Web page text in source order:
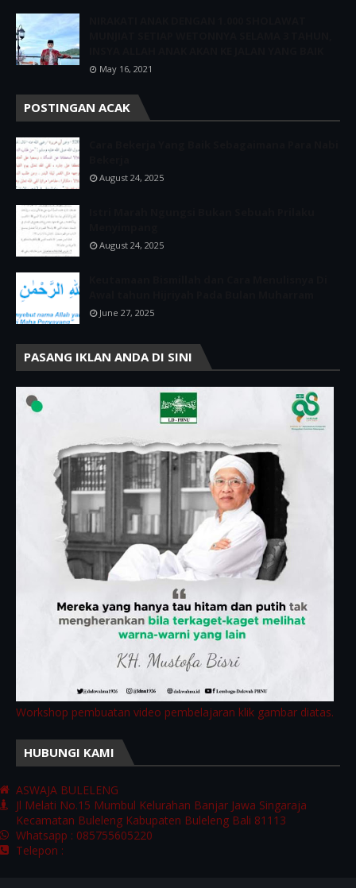
May 16, 2021
POSTINGAN ACAK
August 24, 2025
August 24, 2025
June 27, 2025
PASANG IKLAN ANDA DI SINI
Workshop pembuatan video pembelajaran klik gambar diatas.
HUBUNGI KAMI
ASWAJA BULELENG
Jl Melati No.15 Mumbul Kelurahan Banjar Jawa Singaraja
Kecamatan Buleleng Kabupaten Buleleng Bali 81113
Whatsapp : 085755605220
Telepon :